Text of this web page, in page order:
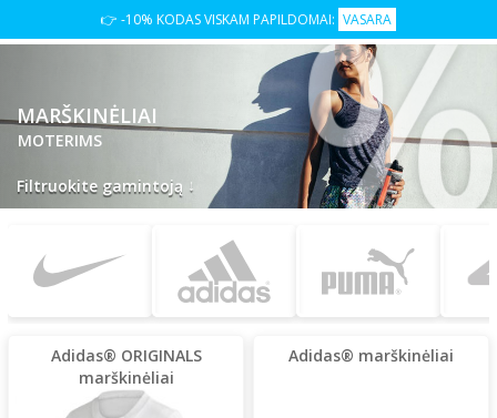
👉 -10% KODAS VISKAM PAPILDOMAI: VASARA
Filtruokite gamintoją ↓
MARŠKINĖLIAI
MOTERIMS
Adidas® ORIGINALS
marškinėliai
Adidas® marškinėliai